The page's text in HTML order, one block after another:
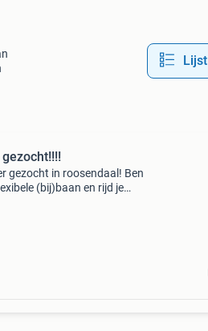
Lijst
gezocht in roosendaal! Ben
(bij)baan en rijd je